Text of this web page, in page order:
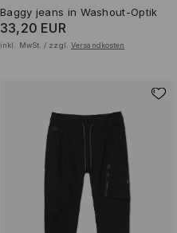
Baggy jeans in Washout-Optik
33,20 EUR
inkl. MwSt. / zzgl. Versandkosten